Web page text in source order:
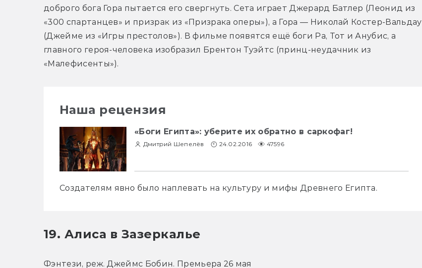
доброго бога Гора пытается его свергнуть. Сета играет Джерард Батлер (Леонид из
«300 спартанцев» и призрак из «Призрака оперы»), а Гора — Николай Костер-Вальдау
(Джейме из «Игры престолов»). В фильме появятся ещё боги Ра, Тот и Анубис, а
главного героя-человека изобразил Брентон Туэйтс (принц-неудачник из
«Малефисенты»).
Наша рецензия
«Боги Египта»: уберите их обратно в саркофаг!
Дмитрий Шепелёв 24.02.2016 47596
Создателям явно было наплевать на культуру и мифы Древнего Египта.
19. Алиса в Зазеркалье
Фэнтези, реж. Джеймс Бобин. Премьера 26 мая